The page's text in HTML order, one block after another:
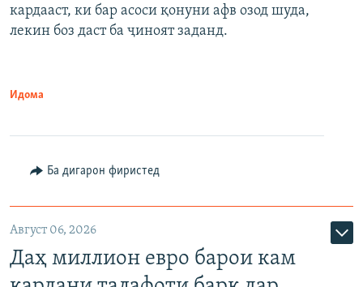
кардааст, ки бар асоси қонуни афв озод шуда,
лекин боз даст ба ҷиноят заданд.
Идома
Ба дигарон фиристед
Август 06, 2026
Даҳ миллион евро барои кам